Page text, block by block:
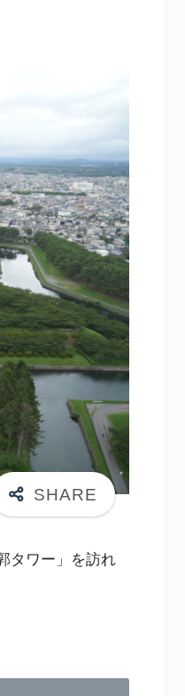
タワー」を訪れ